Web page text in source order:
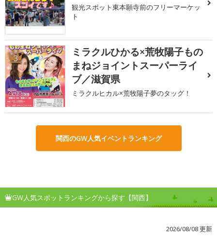
観光スポット東本願寺前のフリーマーケッ
ト
3
ミラクルひかる×荒牧陽子もの
まねジョイントスーパーライ
ブ／滋賀県
ミラクルヒカル×荒牧陽子夢のタッグ！
関西のGW人気イベントランキング
GW人気スポットランキングから探す【関西】
2026/08/08 更新